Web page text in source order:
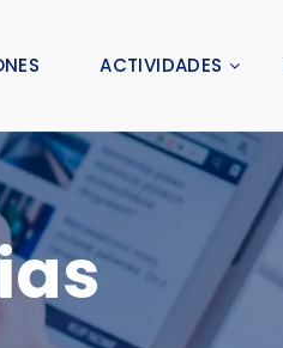
ACTIVIDADES